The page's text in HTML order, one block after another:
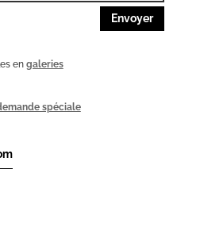
Envoyer
en galeries
spéciale